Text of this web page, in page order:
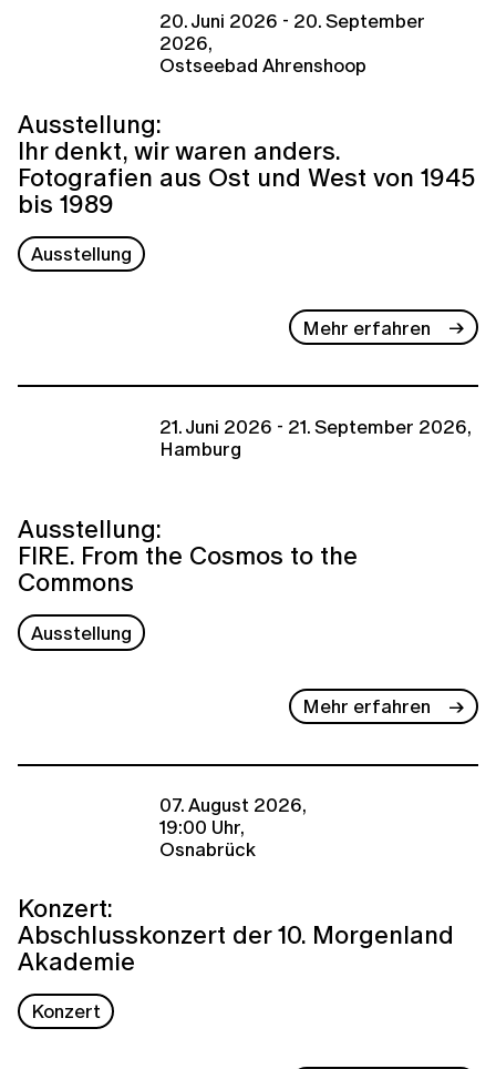
20. Juni 2026 - 20. September
2026,
Ostseebad Ahrenshoop
Ausstellung:
Ihr denkt, wir waren anders.
Fotografien aus Ost und West von 1945
bis 1989
Ausstellung
Mehr erfahren
21. Juni 2026 - 21. September 2026,
Hamburg
Ausstellung:
FIRE. From the Cosmos to the
Commons
Ausstellung
Mehr erfahren
07. August 2026,
19:00 Uhr,
Osnabrück
Konzert:
Abschlusskonzert der 10. Morgenland
Akademie
Konzert